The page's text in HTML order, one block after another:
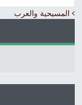
المسيحية والعرب